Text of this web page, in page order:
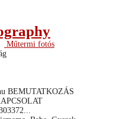
Műtermi fotós
BEMUTATKOZÁS